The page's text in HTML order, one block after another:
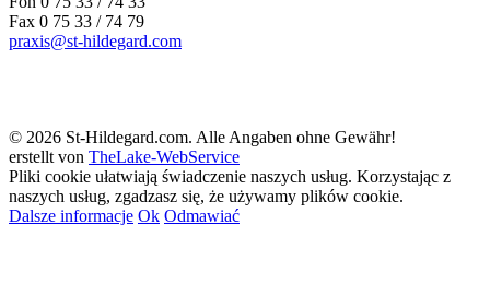
Fax 0 75 33 / 74 79
praxis@st-hildegard.com
© 2026 St-Hildegard.com. Alle Angaben ohne Gewähr!
erstellt von TheLake-WebService
Pliki cookie ułatwiają świadczenie naszych usług. Korzystając z
naszych usług, zgadzasz się, że używamy plików cookie.
Dalsze informacje Ok Odmawiać